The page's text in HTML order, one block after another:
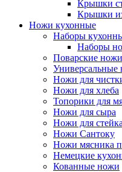
Крышки
Крышки
Ножи кухонные
Наборы
Наборы
Поварские
Универсальные
Ножи для
Ножи для хлеба
Топорики для
Ножи для сыра
Ножи для стейка
Ножи Сантоку
Ножи мясника
Немецкие
Кованные ножи